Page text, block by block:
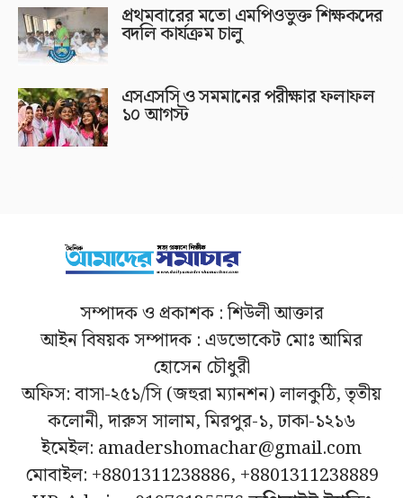
প্রথমবারের মতো এমপিওভুক্ত শিক্ষকদের
বদলি কার্যক্রম চালু
এসএসসি ও সমমানের পরীক্ষার ফলাফল
১০ আগস্ট
সম্পাদক ও প্রকাশক : শিউলী আক্তার
আইন বিষয়ক সম্পাদক : এডভোকেট মোঃ আমির
হোসেন চৌধুরী
অফিস: বাসা-২৫১/সি (জহুরা ম্যানশন) লালকুঠি, তৃতীয়
কলোনী, দারুস সালাম, মিরপুর-১, ঢাকা-১২১৬
ইমেইল: amadershomachar@gmail.com
মোবাইল: +8801311238886, +8801311238889